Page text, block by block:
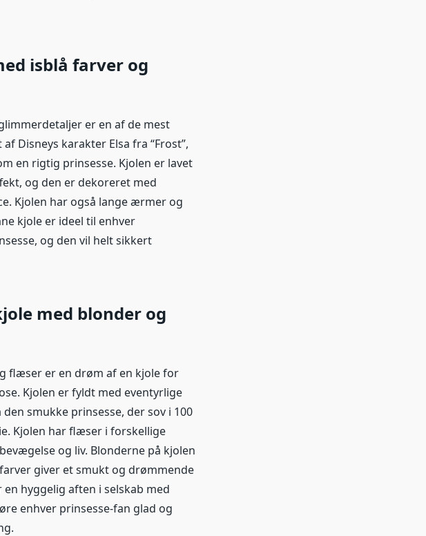
isblå farver og
er en af de mest
Disneys karakter Elsa fra “Frost”,
en rigtig prinsesse. Kjolen er lavet
og den er dekoreret med
Kjolen har også lange ærmer og
kjole er ideel til enhver
og den vil helt sikkert
med blonder og
flæser er en drøm af en kjole for
Kjolen er fyldt med eventyrlige
smukke prinsesse, der sov i 100
Kjolen har flæser i forskellige
og liv. Blonderne på kjolen
giver et smukt og drømmende
hyggelig aften i selskab med
enhver prinsesse-fan glad og